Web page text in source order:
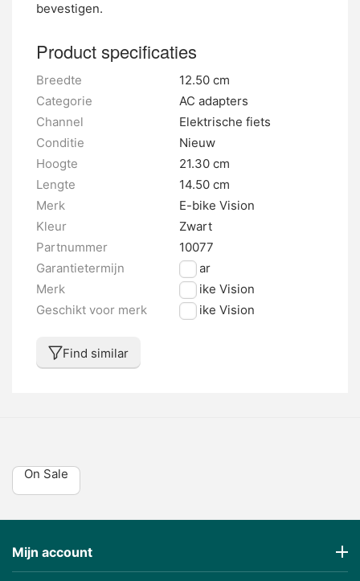
bevestigen.
Product specificaties
Breedte
12.50 cm
Categorie
AC adapters
Channel
Elektrische fiets
Conditie
Nieuw
Hoogte
21.30 cm
Lengte
14.50 cm
Merk
E-bike Vision
Kleur
Zwart
Partnummer
10077
Garantietermijn
2 jaar
Merk
E-bike Vision
Geschikt voor merk
E-bike Vision
Find similar
On Sale
Mijn account